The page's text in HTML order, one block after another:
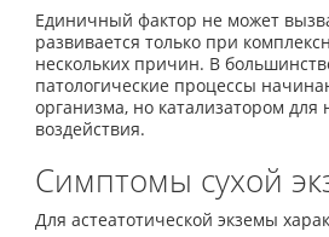
Единичный фактор не может
развивается только при
нескольких причин. В
патологические процессы
организма, но катализатором
воздействия.
Симптомы сухой
Для астеатотической экземы